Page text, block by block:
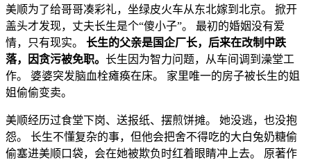
美顺为了给哥哥凑彩礼，坐绿皮火车从东北嫁到北京。 掀开
盖头才发现，丈夫长生是个“傻小子”。 最初的婚姻没有爱
情，只有现实。 长生的父亲是国企厂长，后来在改制中跌
落，因贪污被免职。 长生因为智力问题，从车间调到澡堂工
作。 婆婆突发脑血栓瘫痪在床。 家里唯一的房子被长生的姐
姐偷偷变卖。
美顺经历过食堂下岗、送报纸、摆煎饼摊。 她没逃，也没抱
怨。 长生不懂复杂的事，但他会把舍不得吃的大白兔奶糖偷
偷塞进美顺口袋，会在她被欺负时红着眼睛冲上去。 原著作